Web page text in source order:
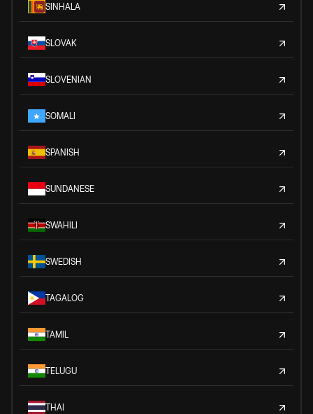
SINHALA
SLOVAK
SLOVENIAN
SOMALI
SPANISH
SUNDANESE
SWAHILI
SWEDISH
TAGALOG
TAMIL
TELUGU
THAI